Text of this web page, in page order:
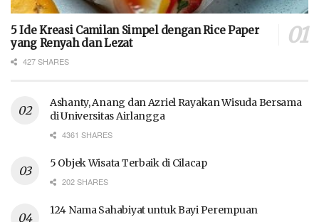
5 Ide Kreasi Camilan Simpel dengan Rice Paper
yang Renyah dan Lezat
427 SHARES
Ashanty, Anang dan Azriel Rayakan Wisuda Bersama
di Universitas Airlangga
4361 SHARES
5 Objek Wisata Terbaik di Cilacap
202 SHARES
124 Nama Sahabiyat untuk Bayi Perempuan